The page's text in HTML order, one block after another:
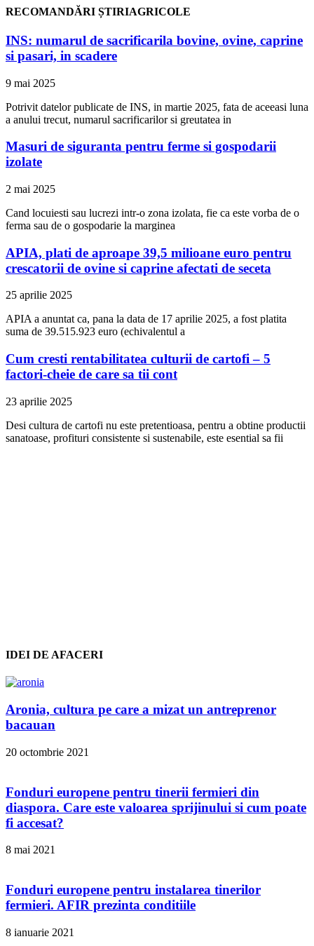
RECOMANDĂRI ȘTIRIAGRICOLE
INS: numarul de sacrificarila bovine, ovine, caprine
si pasari, in scadere
9 mai 2025
Potrivit datelor publicate de INS, in martie 2025, fata de aceeasi luna
a anului trecut, numarul sacrificarilor si greutatea in
Masuri de siguranta pentru ferme si gospodarii
izolate
2 mai 2025
Cand locuiesti sau lucrezi intr-o zona izolata, fie ca este vorba de o
ferma sau de o gospodarie la marginea
APIA, plati de aproape 39,5 milioane euro pentru
crescatorii de ovine si caprine afectati de seceta
25 aprilie 2025
APIA a anuntat ca, pana la data de 17 aprilie 2025, a fost platita
suma de 39.515.923 euro (echivalentul a
Cum cresti rentabilitatea culturii de cartofi – 5
factori-cheie de care sa tii cont
23 aprilie 2025
Desi cultura de cartofi nu este pretentioasa, pentru a obtine productii
sanatoase, profituri consistente si sustenabile, este esential sa fii
IDEI DE AFACERI
Aronia, cultura pe care a mizat un antreprenor
bacauan
20 octombrie 2021
Fonduri europene pentru tinerii fermieri din
diaspora. Care este valoarea sprijinului si cum poate
fi accesat?
8 mai 2021
Fonduri europene pentru instalarea tinerilor
fermieri. AFIR prezinta conditiile
8 ianuarie 2021